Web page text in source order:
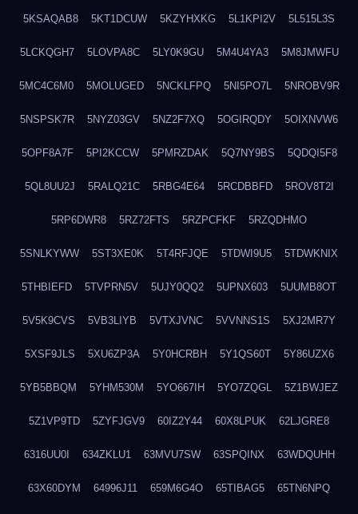
5KSAQAB8 5KT1DCUW 5KZYHXKG 5L1KPI2V 5L515L3S
5LCKQGH7 5LOVPA8C 5LY0K9GU 5M4U4YA3 5M8JMWFU
5MC4C6M0 5MOLUGED 5NCKLFPQ 5NI5PO7L 5NROBV9R
5NSPSK7R 5NYZ03GV 5NZ2F7XQ 5OGIRQDY 5OIXNVW6
5OPF8A7F 5PI2KCCW 5PMRZDAK 5Q7NY9BS 5QDQI5F8
5QL8UU2J 5RALQ21C 5RBG4E64 5RCDBBFD 5ROV8T2I
5RP6DWR8 5RZ72FTS 5RZPCFKF 5RZQDHMO
5SNLKYWW 5ST3XE0K 5T4RFJQE 5TDWI9U5 5TDWKNIX
5THBIEFD 5TVPRN5V 5UJY0QQ2 5UPNX603 5UUMB8OT
5V5K9CVS 5VB3LIYB 5VTXJVNC 5VVNNS1S 5XJ2MR7Y
5XSF9JLS 5XU6ZP3A 5Y0HCRBH 5Y1QS60T 5Y86UZX6
5YB5BBQM 5YHM530M 5YO667IH 5YO7ZQGL 5Z1BWJEZ
5Z1VP9TD 5ZYFJGV9 60IZ2Y44 60X8LPUK 62LJGRE8
6316UU0I 634ZKLU1 63MVU7SW 63SPQINX 63WDQUHH
63X60DYM 64996J11 659M6G4O 65TIBAG5 65TN6NPQ